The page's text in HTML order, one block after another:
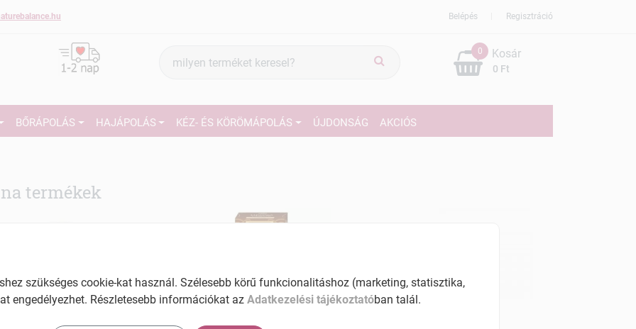
Regisztráció
Belépés
keresés
0
0 Ft
Kosár
BŐRÁPOLÁS HAJÁPOLÁS KÉZ- ÉS KÖRÖMÁPOLÁS ÚJDONSÁG AKCIÓS
termékek
szükséges cookie-kat használ. Szélesebb körű funkcionalitáshoz (marketing, statisztika,
engedélyezhet. Részletesebb információkat az Adatkezelési tájékoztatóban talál.